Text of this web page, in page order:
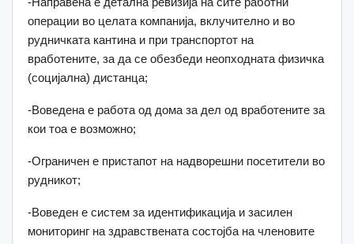
операции во целата компанија, вклучително и во
рудничката кантина и при транспортот на
вработените, за да се обезбеди неопходната физичка
(социјална) дистанца;
-Воведена е работа од дома за дел од вработените за
кои тоа е возможно;
-Ограничен е пристапот на надворешни посетители во
рудникот;
-Воведен е систем за идентификација и засилен
мониторинг на здравствената состојба на членовите